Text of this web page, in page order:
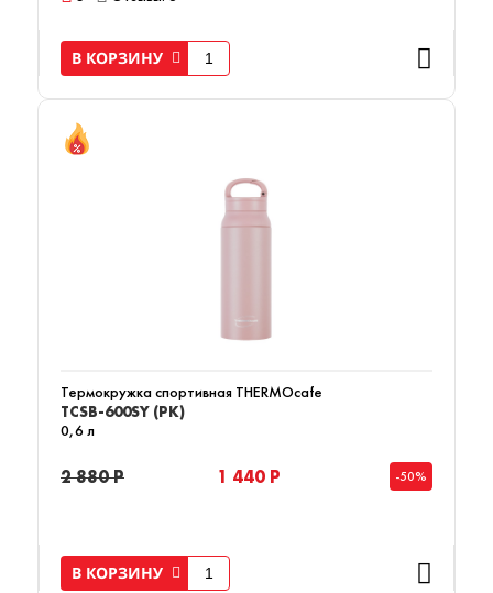
В КОРЗИНУ
Термокружка спортивная THERMOcafe
TCSB-600SY (PK)
0,6 л
2 880 Р 1 440 Р -50%
В КОРЗИНУ